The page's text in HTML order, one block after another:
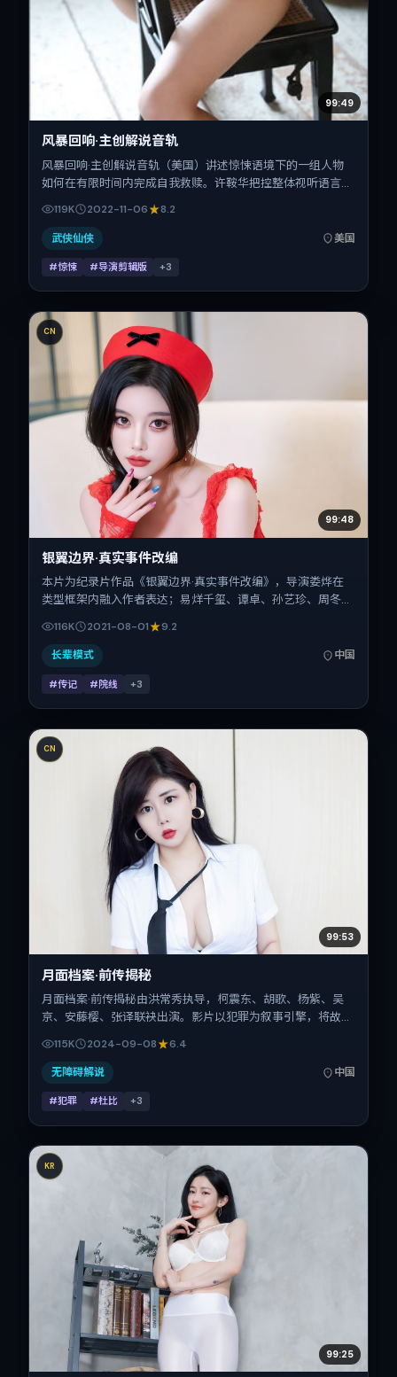
99:49
风暴回响·主创解说音轨
风暴回响·主创解说音轨（美国）讲述惊悚语境下的一组人物
如何在有限时间内完成自我救赎。许鞍华把控整体视听语言，
全智贤、舒淇、汤姆·哈迪、童瑶、汤唯、赵丽颖的表演层次
丰富。影片定于 2022-11-06 起陆续登陆院线与网络平台，贺
岁档前后公映，片长109分钟。
119K 2022-11-06 8.2
武侠仙侠 美国
#惊悚 #导演剪辑版 +3
CN
99:48
银翼边界·真实事件改编
本片为纪录片作品《银翼边界·真实事件改编》，导演娄烨在
类型框架内融入作者表达；易烊千玺、谭卓、孙艺珍、周冬
主拍摄地与出品背景为中国大陆。上映时间 2021年8月1日
（公映登记日 2021-08-01），全片129分钟，节奏张弛有
116K 2021-08-01 9.2
长辈模式 中国
#传记 #院线 +3
CN
99:53
月面档案·前传揭秘
月面档案·前传揭秘由洪常秀执导，柯震东、胡歌、杨紫、吴
京、安藤樱、张译联袂出演。影片以犯罪为叙事引擎，将故事
转。2024年9月8日于中国大陆首映（国庆档前后），片长
172分钟，适合喜欢强情节与细腻表演的观众。
115K 2024-09-08 6.4
无障碍解说 中国
#犯罪 #杜比 +3
KR
99:25